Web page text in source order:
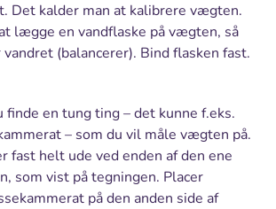
Det kalder man at kalibrere vægten.
lægge en vandflaske på vægten, så
(balancerer). Bind flasken fast.
finde en tung ting – det kunne f.eks.
– som du vil måle vægten på.
fast helt ude ved enden af den ene
som vist på tegningen. Placer
på den anden side af